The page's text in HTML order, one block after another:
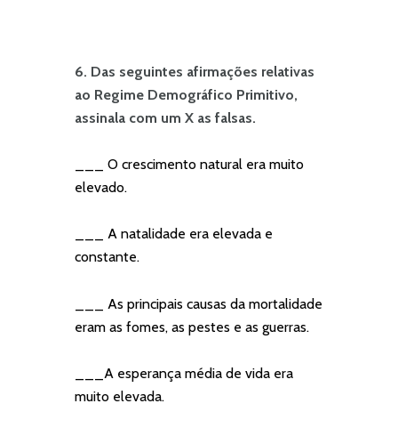
6. Das seguintes afirmações relativas
ao Regime Demográfico Primitivo,
assinala com um X as falsas.
___ O crescimento natural era muito
elevado.
___ A natalidade era elevada e
constante.
___ As principais causas da mortalidade
eram as fomes, as pestes e as guerras.
___A esperança média de vida era
muito elevada.